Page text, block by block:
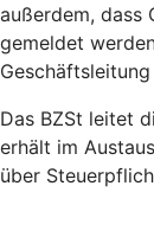
außerdem, dass
gemeldet
Das BZSt leitet
erhält im
über